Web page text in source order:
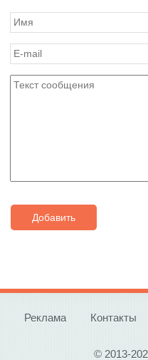
Добавить
Реклама Контакты
© 2013-